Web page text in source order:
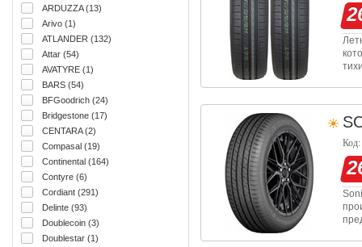
ARDUZZA (13)
Arivo (1)
ATLANDER (132)
Attar (54)
AVATYRE (1)
BARS (54)
BFGoodrich (24)
Bridgestone (17)
CENTARA (2)
Compasal (19)
Continental (164)
Contyre (6)
Cordiant (291)
Delinte (93)
Doublecoin (3)
Doublestar (1)
Код: